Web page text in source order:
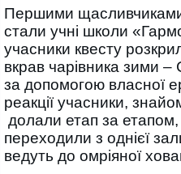
Першими щасливчиками,
стали учні школи
учасники квесту
вкрав чарівника зими
за допомогою власної
реакції учасники,
долали етап за етапом,
переходили з однієї
ведуть до омріяної